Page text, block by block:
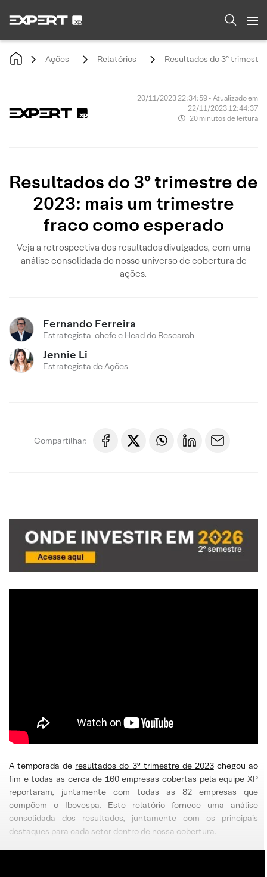
Ações Relatórios Resultados do 3º
20/11/2023 22:34:59 • Atualizado em
22/11/2023 12:44:37
20 minutos de leitura
Resultados do 3º trimestre de
2023: mais um trimestre
fraco como esperado
Veja a retrospectiva dos resultados divulgados, com uma
análise consolidada do nosso universo de cobertura de
ações.
Fernando Ferreira
Estrategista-chefe e Head do Research
Jennie Li
Estrategista de Ações
Compartilhar:
A temporada de resultados do 3° trimestre de 2023chegou ao
fim e todas as cerca de 160 empresas cobertas pela equipe XP
reportaram, juntamente com todas as 82 empresas que
compõem o Ibovespa. Este relatório fornece uma análise
consolidada dos resultados, juntamente com os principais
destaques para cada setor dentro de nossa cobertura.